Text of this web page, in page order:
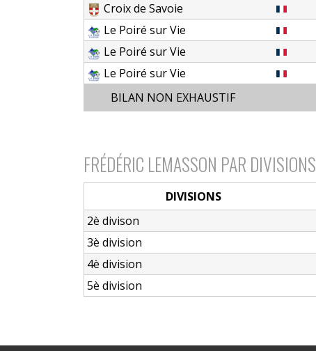
Croix de Savoie
Le Poiré sur Vie
Le Poiré sur Vie
Le Poiré sur Vie
BILAN NON EXHAUSTIF
FRÉDÉRIC LEMASSON PAR DIVISIONS
DIVISIONS
2è divison
3è division
4è division
5è division